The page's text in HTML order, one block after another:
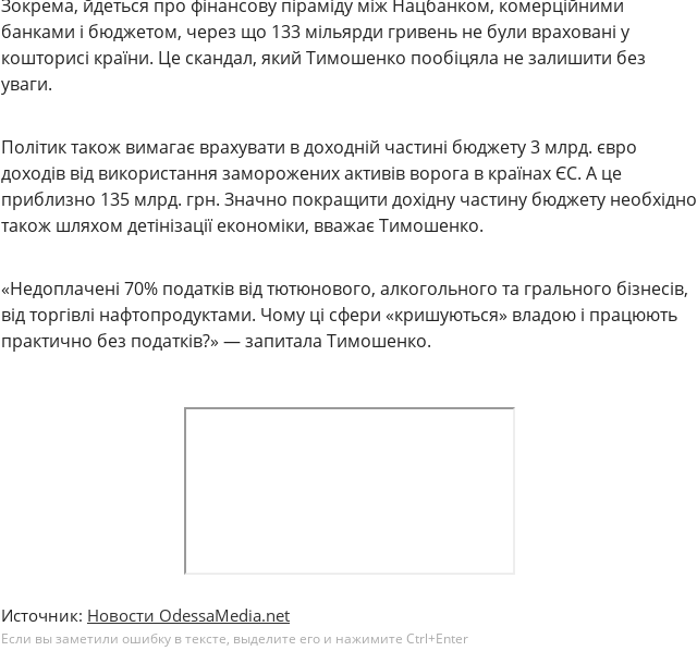
Зокрема, йдеться про фінансову піраміду між Нацбанком, комерційними
банками і бюджетом, через що 133 мільярди гривень не були враховані у
кошторисі країни. Це скандал, який Тимошенко пообіцяла не залишити без
уваги.
Політик також вимагає врахувати в доходній частині бюджету 3 млрд. євро
доходів від використання заморожених активів ворога в країнах ЄС. А це
приблизно 135 млрд. грн. Значно покращити дохідну частину бюджету необхідно
також шляхом детінізації економіки, вважає Тимошенко.
«Недоплачені 70% податків від тютюнового, алкогольного та грального бізнесів,
від торгівлі нафтопродуктами. Чому ці сфери «кришуються» владою і працюють
практично без податків?» — запитала Тимошенко.
Источник: Новости OdessaMedia.net
Если вы заметили ошибку в тексте, выделите его и нажимите Ctrl+Enter